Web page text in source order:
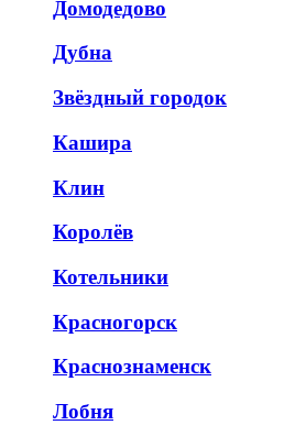
Домодедово
Дубна
Звёздный городок
Кашира
Клин
Королёв
Котельники
Красногорск
Краснознаменск
Лобня